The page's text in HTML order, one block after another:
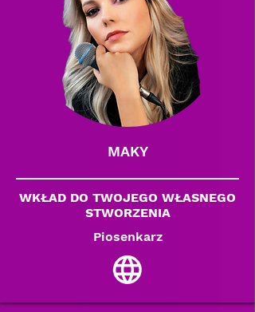
MAKY
WKŁAD DO TWOJEGO WŁASNEGO
STWORZENIA
Piosenkarz